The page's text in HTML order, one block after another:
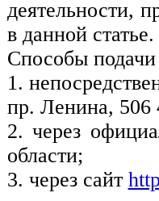
деятельности,
в данной
Способы
1.
пр. Ленина, 506
2. через
области;
3. через сайт